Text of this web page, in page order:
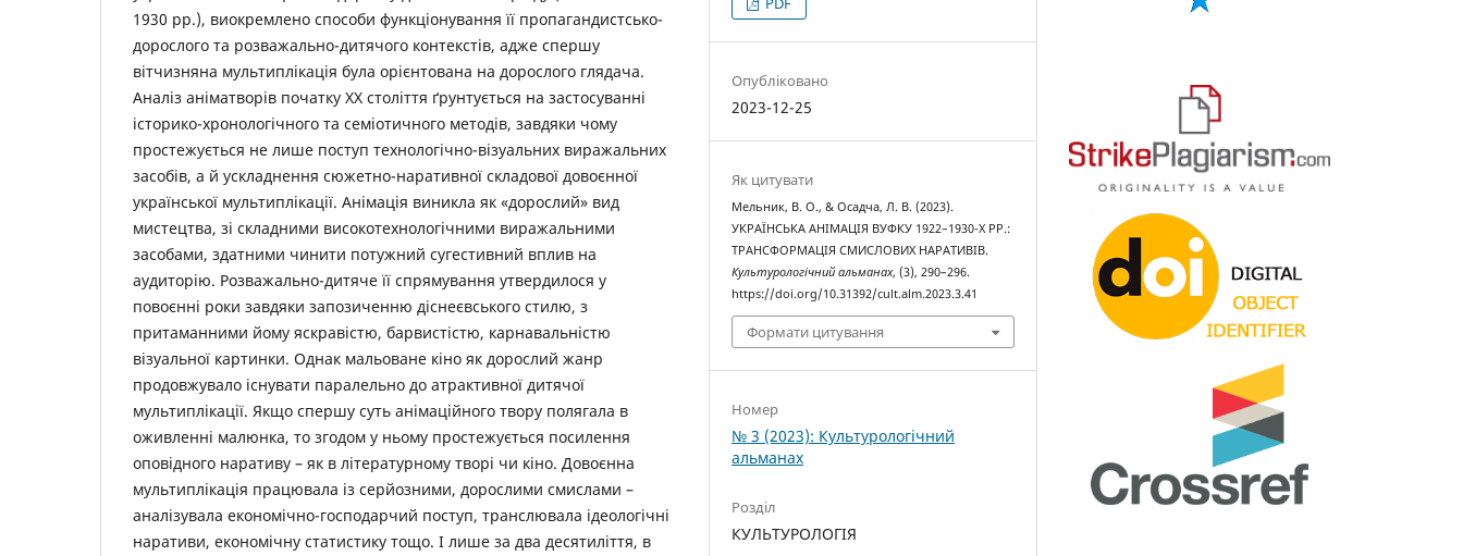
1930 рр.), виокремлено способи функціонування її пропагандистсько-
дорослого та розважально-дитячого контекстів, адже спершу
вітчизняна мультиплікація була орієнтована на дорослого глядача.
Аналіз аніматворів початку ХХ століття ґрунтується на застосуванні
історико-хронологічного та семіотичного методів, завдяки чому
простежується не лише поступ технологічно-візуальних виражальних
засобів, а й ускладнення сюжетно-наративної складової довоєнної
української мультиплікації. Анімація виникла як «дорослий» вид
мистецтва, зі складними високотехнологічними виражальними
засобами, здатними чинити потужний сугестивний вплив на
аудиторію. Розважально-дитяче її спрямування утвердилося у
повоєнні роки завдяки запозиченню діснеєвського стилю, з
притаманними йому яскравістю, барвистістю, карнавальністю
візуальної картинки. Однак мальоване кіно як дорослий жанр
продовжувало існувати паралельно до атрактивної дитячої
мультиплікації. Якщо спершу суть анімаційного твору полягала в
оживленні малюнка, то згодом у ньому простежується посилення
оповідного наративу – як в літературному творі чи кіно. Довоєнна
мультиплікація працювала із серйозними, дорослими смислами –
аналізувала економічно-господарчий поступ, транслювала ідеологічні
наративи, економічну статистику тощо. І лише за два десятиліття, в
Опубліковано
2023-12-25
Як цитувати
Мельник, В. О., & Осадча, Л. В. (2023).
УКРАЇНСЬКА АНІМАЦІЯ ВУФКУ 1922–1930-Х РР.:
ТРАНСФОРМАЦІЯ СМИСЛОВИХ НАРАТИВІВ.
Культурологічний альманах, (3), 290–296.
https://doi.org/10.31392/cult.alm.2023.3.41
Формати цитування
Номер
№ 3 (2023): Культурологічний
альманах
Розділ
КУЛЬТУРОЛОГІЯ